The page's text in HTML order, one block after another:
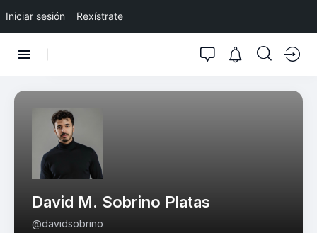
Iniciar sesión Rexístrate
David M. Sobrino Platas
@davidsobrino